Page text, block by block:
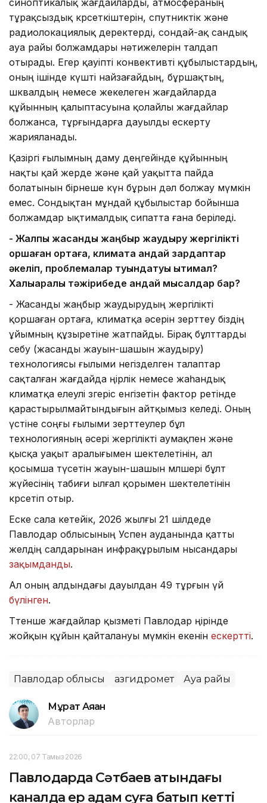
тұрақсыздық көрсеткіштерін, спутниктік және
радиолокациялық деректерді, сондай-ақ сандық
ауа райы болжамдары нәтижелерін талдап
отырады. Егер қауіпті конвективті құбылыстардың,
оның ішінде күшті найзағайдың, бұршақтың,
шквалдың немесе жекелеген жағдайларда
құйынның қалыптасуына қолайлы жағдайлар
болжанса, тұрғындарға дауылды ескерту
жарияланады.
Қазіргі ғылымның даму деңгейінде құйынның
нақты қай жерде және қай уақытта пайда
болатынын бірнеше күн бұрын дәл болжау мүмкін
емес. Сондықтан мұндай құбылыстар бойынша
болжамдар ықтималдық сипатта ғана беріледі.
- Жалпы жасанды жаңбыр жаудыру жергілікті
қоршаған ортаға, климатқа қандай зардаптар
әкеліп, проблемалар туындатуы ықтимал?
Халықаралық тәжірибеде қандай мысалдар бар?
- Жасанды жаңбыр жаудырудың жергілікті
қоршаған ортаға, климатқа әсерін зерттеу біздің
ұйымның құзыретіне жатпайды. Бірақ бұлттарды
себу (жасанды жауын-шашын жаудыру)
технологиясы ғылыми негізделген талаптар
сақталған жағдайда өңірлік немесе жаһандық
климатқа елеулі өзгеріс енгізетін фактор ретінде
қарастырылмайтындығын айтқымыз келеді. Оның
үстіне соңғы ғылыми зерттеулер бұл
технологияның әсері жергілікті аумақпен және
қысқа уақыт аралығымен шектелетінін, ал
қосымша түсетін жауын-шашын мөлшері бұлт
жүйесінің табиғи ылғал қорымен шектелетінін
көрсетіп отыр.
Еске сала кетейік, 2026 жылғы 21 шілдеде
Павлодар облысының Успен ауданында қатты
желдің салдарынан инфрақұрылым нысандары
зақымданды.
Ал оның алдындағы дауылдан 49 тұрғын үй
бүлінген.
Төтенше жағдайлар қызметі Павлодар өңірінде
жойқын құйын қайталануы мүмкін екенін ескертті.
Павлодар облысы Қазгидромет Ауа райы
Мұрат Аяған
Авторлар
22:00, 07 Тамыз 2026
Павлодарда Сәтбаев атындағы
каналда ер адам суға батып кетті